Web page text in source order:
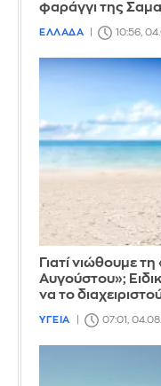
φαράγγι της
ΕΛΛΑΔΑ 10:56,
Γιατί νιώθουμε
Αυγούστου»;
να το
ΥΓΕΙΑ 07:01,